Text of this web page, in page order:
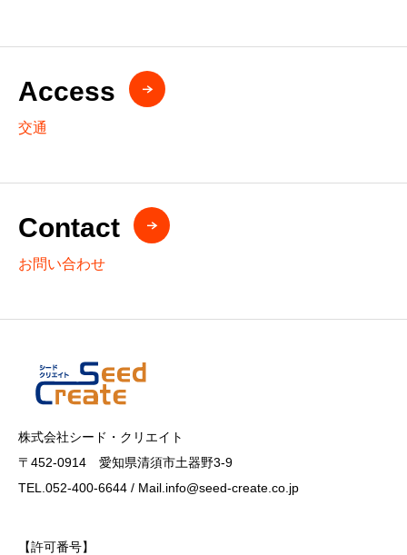
Access
交通
Contact
お問い合わせ
株式会社シード・クリエイト
〒452-0914 愛知県清須市土器野3-9
TEL.052-400-6644 / Mail.info@seed-create.co.jp
【許可番号】